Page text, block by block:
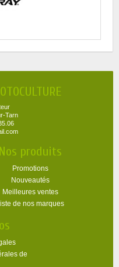
Tarn
Nos produits
Promotions
Nouveautés
Meilleures ventes
de nos marques
de